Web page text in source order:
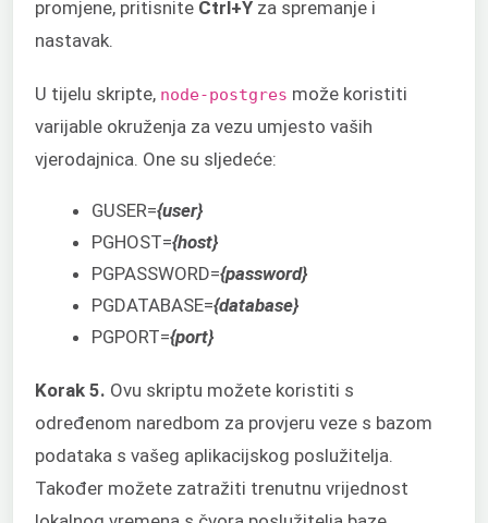
promjene, pritisnite Ctrl+Y za spremanje i
nastavak.
U tijelu skripte, node-postgres može koristiti
varijable okruženja za vezu umjesto vaših
vjerodajnica. One su sljedeće:
GUSER={user}
PGHOST={host}
PGPASSWORD={password}
PGDATABASE={database}
PGPORT={port}
Korak 5. Ovu skriptu možete koristiti s
određenom naredbom za provjeru veze s bazom
podataka s vašeg aplikacijskog poslužitelja.
Također možete zatražiti trenutnu vrijednost